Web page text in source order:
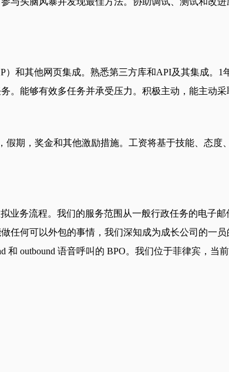
和其他网页集成。熟悉第三方库和API及其集成。1
能够有效多任务并承受压力。积极主动，能主动
期，奖金和其他激励措施。工资将基于技能、态度
业务流程。我们的服务范围从一般行政任务的电子
何可以外包的事情，我们深知成为成长公司的一
和 outbound 语音呼叫的 BPO。我们位于菲律宾，